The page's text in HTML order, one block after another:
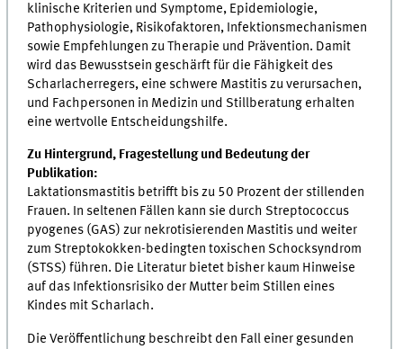
klinische Kriterien und Symptome, Epidemiologie,
Pathophysiologie, Risikofaktoren, Infektionsmechanismen
sowie Empfehlungen zu Therapie und Prävention. Damit
wird das Bewusstsein geschärft für die Fähigkeit des
Scharlacherregers, eine schwere Mastitis zu verursachen,
und Fachpersonen in Medizin und Stillberatung erhalten
eine wertvolle Entscheidungshilfe.
Zu Hintergrund, Fragestellung und Bedeutung der
Publikation:
Laktationsmastitis betrifft bis zu 50 Prozent der stillenden
Frauen. In seltenen Fällen kann sie durch Streptococcus
pyogenes (GAS) zur nekrotisierenden Mastitis und weiter
zum Streptokokken-bedingten toxischen Schocksyndrom
(STSS) führen. Die Literatur bietet bisher kaum Hinweise
auf das Infektionsrisiko der Mutter beim Stillen eines
Kindes mit Scharlach.
Die Veröffentlichung beschreibt den Fall einer gesunden